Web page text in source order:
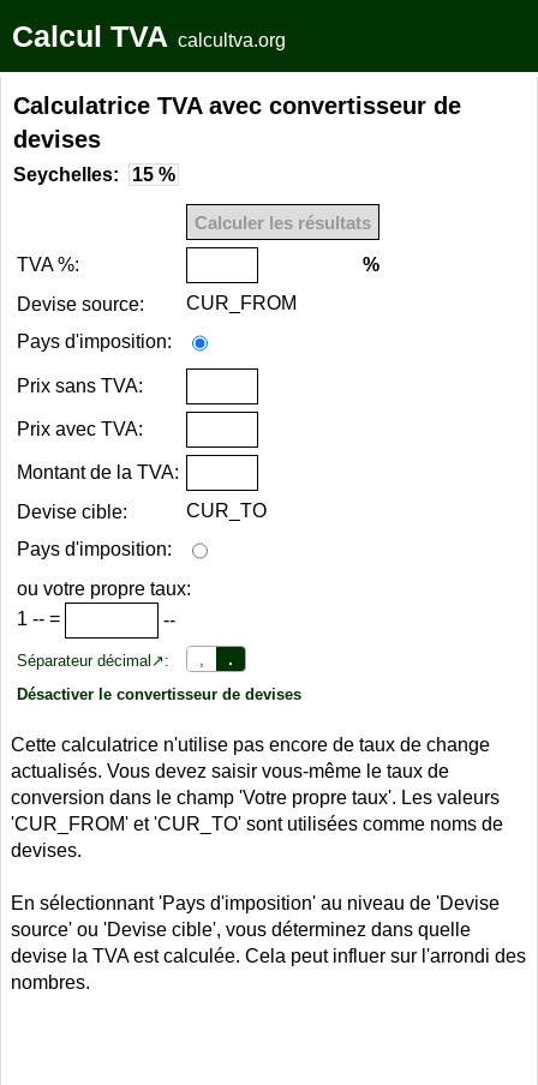
Calcul TVA calcultva.org
Calculatrice TVA avec convertisseur de
devises
Seychelles: 15 %
TVA %:
%
Devise source:
CUR_FROM
Pays d'imposition:
Prix sans TVA:
Prix avec TVA:
Montant de la TVA:
Devise cible:
CUR_TO
Pays d'imposition:
ou votre propre taux:
1 -- = --
Séparateur décimal↗: .
Désactiver le convertisseur de devises
Cette calculatrice n'utilise pas encore de taux de change
actualisés. Vous devez saisir vous-même le taux de
conversion dans le champ 'Votre propre taux'. Les valeurs
'CUR_FROM' et 'CUR_TO' sont utilisées comme noms de
devises.
En sélectionnant 'Pays d'imposition' au niveau de 'Devise
source' ou 'Devise cible', vous déterminez dans quelle
devise la TVA est calculée. Cela peut influer sur l'arrondi des
nombres.